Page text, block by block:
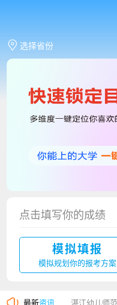
选择省份
点击填写你的成绩
模拟填报
模拟规划你的报考方案
最新资讯